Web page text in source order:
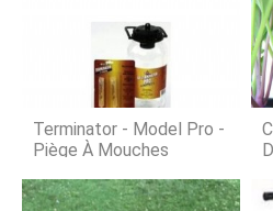
sont
ou les
domaine
VAHVA
grappin VAHVA ...
deux
VAHVA. L
Terminator - Model Pro -
Piège À Mouches